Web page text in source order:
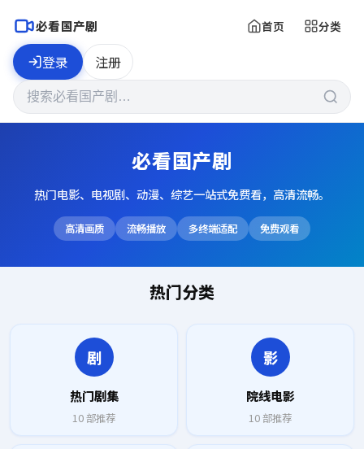
必看国产剧 首页 分类
登录 注册
必看国产剧
热门电影、电视剧、动漫、综艺一站式免费看，高清流畅。
高清画质 流畅播放 多终端适配 免费观看
热门分类
剧
热门剧集
10部推荐
影
院线电影
10部推荐